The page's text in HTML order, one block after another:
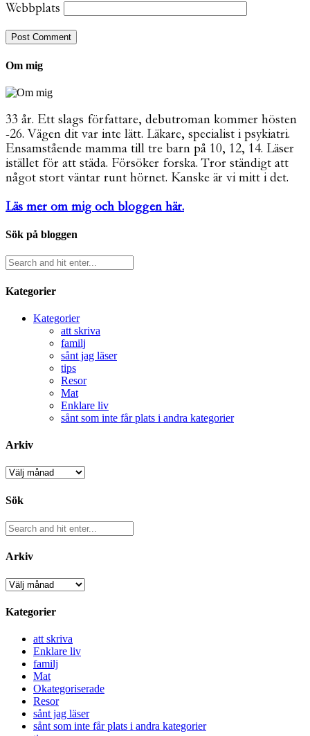
Webbplats
Om mig
33 år. Ett slags författare, debutroman kommer hösten
-26. Vägen dit var inte lätt. Läkare, specialist i psykiatri.
Ensamstående mamma till tre barn på 10, 12, 14. Läser
istället för att städa. Försöker forska. Tror ständigt att
något stort väntar runt hörnet. Kanske är vi mitt i det.
Läs mer om mig och bloggen här.
Sök på bloggen
Kategorier
Kategorier
att skriva
familj
sånt jag läser
tips
Resor
Mat
Enklare liv
sånt som inte får plats i andra kategorier
Arkiv
Arkiv
Sök
Arkiv
Arkiv
Kategorier
att skriva
Enklare liv
familj
Mat
Okategoriserade
Resor
sånt jag läser
sånt som inte får plats i andra kategorier